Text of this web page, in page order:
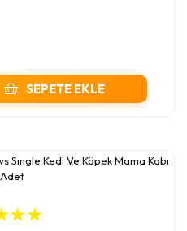
SEPETE EKLE
Sıngle Kedi Ve Köpek Mama Kabı
★★